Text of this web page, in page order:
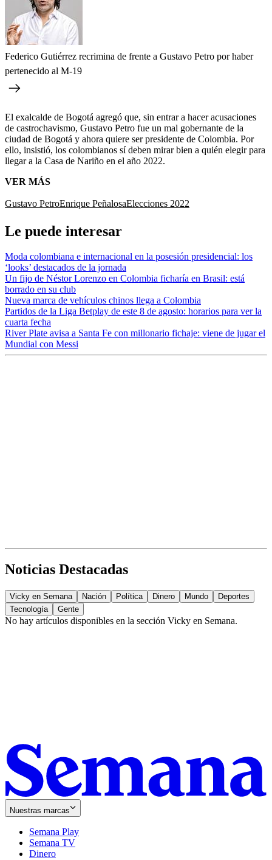
Federico Gutiérrez recrimina de frente a Gustavo Petro por haber
pertenecido al M-19
El exalcalde de Bogotá agregó que, sin entrar a hacer acusaciones
de castrochavismo, Gustavo Petro fue un mal gobernante de la
ciudad de Bogotá y ahora quiere ser presidente de Colombia. Por
ello, insistió, los colombianos sí deben mirar bien a quién elegir para
llegar a la Casa de Nariño en el año 2022.
VER MÁS
Gustavo PetroEnrique PeñalosaElecciones 2022
Le puede interesar
Moda colombiana e internacional en la posesión presidencial: los
‘looks’ destacados de la jornada
Un fijo de Néstor Lorenzo en Colombia ficharía en Brasil: está
borrado en su club
Nueva marca de vehículos chinos llega a Colombia
Partidos de la Liga Betplay de este 8 de agosto: horarios para ver la
cuarta fecha
River Plate avisa a Santa Fe con millonario fichaje: viene de jugar el
Mundial con Messi
Noticias Destacadas
Vicky en Semana Nación Política Dinero Mundo
Deportes
Tecnología
Gente
No hay artículos disponibles en la sección Vicky en Semana.
Nuestras marcas
Semana Play
Semana TV
Dinero